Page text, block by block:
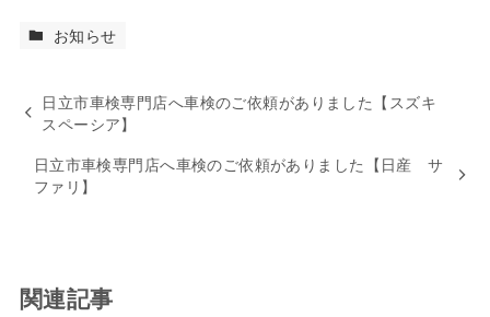
お知らせ
日立市車検専門店へ車検のご依頼がありました【スズキ
スペーシア】
日立市車検専門店へ車検のご依頼がありました【日産 サ
ファリ】
関連記事